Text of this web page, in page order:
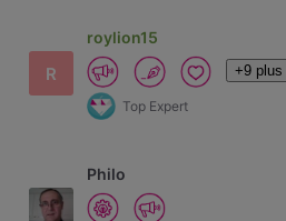
R
roylion15
+9 plus
Top Expert
Philo